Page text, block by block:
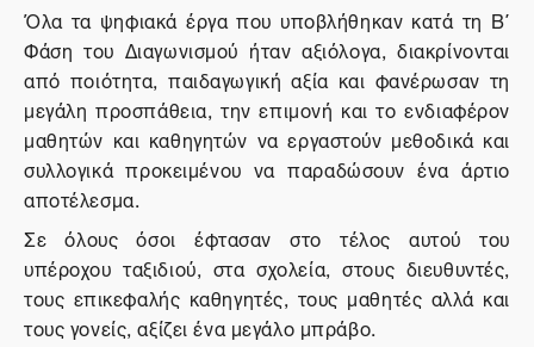
Όλα τα ψηφιακά έργα που υποβλήθηκαν κατά τη Β΄
Φάση του Διαγωνισμού ήταν αξιόλογα, διακρίνονται
από ποιότητα, παιδαγωγική αξία και φανέρωσαν τη
μεγάλη προσπάθεια, την επιμονή και το ενδιαφέρον
μαθητών και καθηγητών να εργαστούν μεθοδικά και
συλλογικά προκειμένου να παραδώσουν ένα άρτιο
αποτέλεσμα.
Σε όλους όσοι έφτασαν στο τέλος αυτού του
υπέροχου ταξιδιού, στα σχολεία, στους διευθυντές,
τους επικεφαλής καθηγητές, τους μαθητές αλλά και
τους γονείς, αξίζει ένα μεγάλο μπράβο.